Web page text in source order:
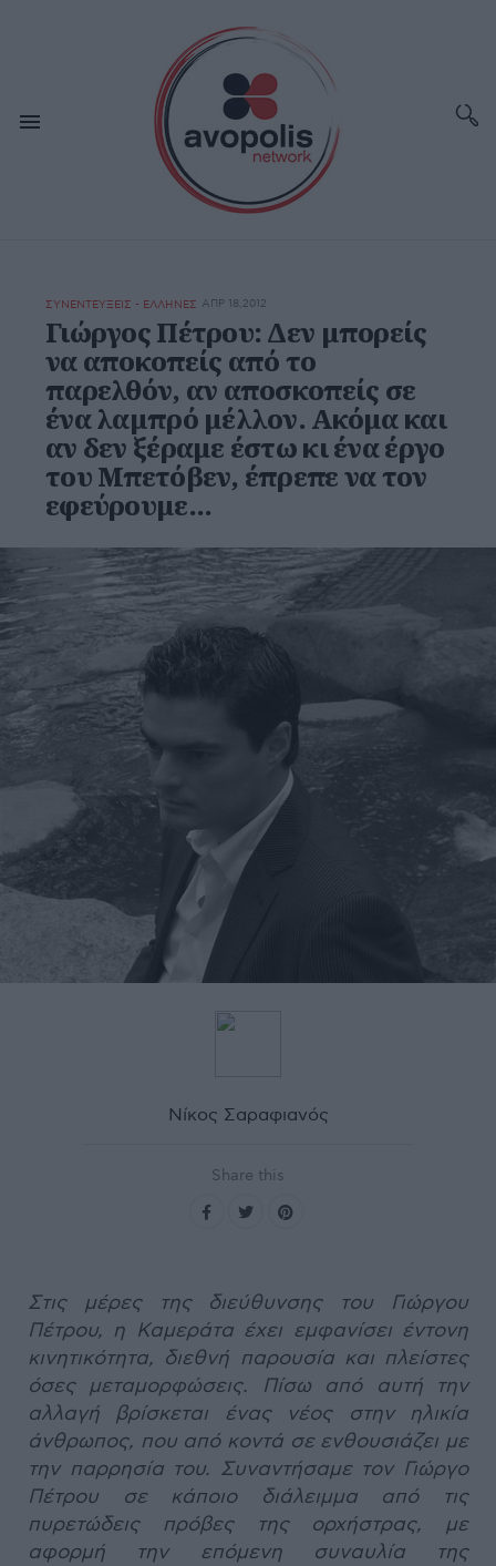
ΣΥΝΕΝΤΕΥΞΕΙΣ - ΕΛΛΗΝΕΣ ΑΠΡ 18,2012
Γιώργος Πέτρου: Δεν μπορείς
να αποκοπείς από το
παρελθόν, αν αποσκοπείς σε
ένα λαμπρό μέλλον. Ακόμα και
αν δεν ξέραμε έστω κι ένα έργο
του Μπετόβεν, έπρεπε να τον
εφεύρουμε...
Νίκος Σαραφιανός
Share this
Στις μέρες της διεύθυνσης του Γιώργου
Πέτρου, η Καμεράτα έχει εμφανίσει έντονη
κινητικότητα, διεθνή παρουσία και πλείστες
όσες μεταμορφώσεις. Πίσω από αυτή την
αλλαγή βρίσκεται ένας νέος στην ηλικία
άνθρωπος, που από κοντά σε ενθουσιάζει με
την παρρησία του. Συναντήσαμε τον Γιώργο
Πέτρου σε κάποιο διάλειμμα από τις
πυρετώδεις πρόβες της ορχήστρας, με
αφορμή την επόμενη συναυλία της